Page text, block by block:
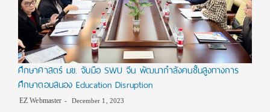
ศึกษาศาสตร์ มข. จับมือ SWU จีน พัฒนากำลังคนชั้นสูงทางการ
ศึกษาตอบสนอง Education Disruption
EZ Webmaster December 1, 2023